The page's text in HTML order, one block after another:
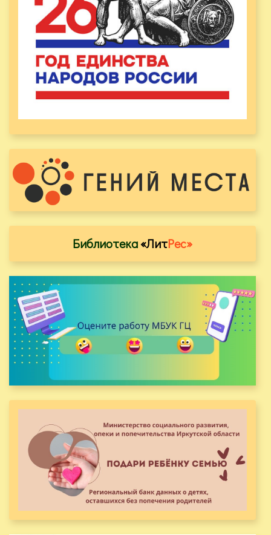
Библиотека«ЛитРес»